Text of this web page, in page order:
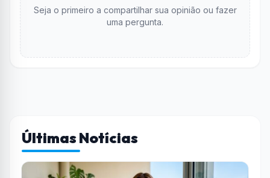
Seja o primeiro a compartilhar sua opinião ou fazer
uma pergunta.
Últimas Notícias